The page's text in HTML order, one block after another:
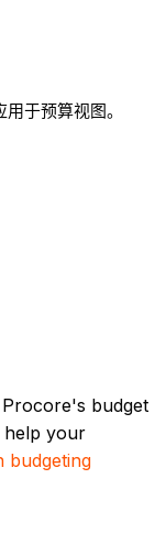
于预算视图。
budget
help your
budgeting